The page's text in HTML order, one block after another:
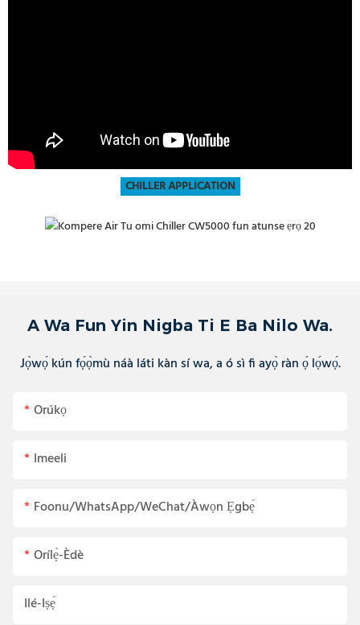
CHILLER APPLICATION
A Wa Fun Yin Nigba Ti E Ba Nilo Wa.
Jọ̀wọ́ kún fọ́ọ̀mù náà láti kàn sí wa, a ó sì fi ayọ̀ ràn ọ́ lọ́wọ́.
Orúkọ
Imeeli
Foonu/WhatsApp/WeChat/Àwọn Ẹgbẹ́
Orílẹ̀-Èdè
Ilé-Iṣẹ́